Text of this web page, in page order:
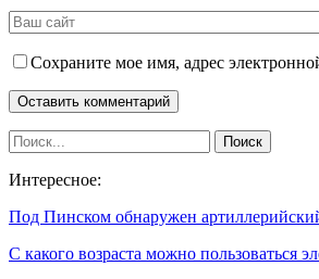
Сохраните мое имя, адрес
Интересное:
Под Пинском обнаружен
С какого возраста можно пользоваться